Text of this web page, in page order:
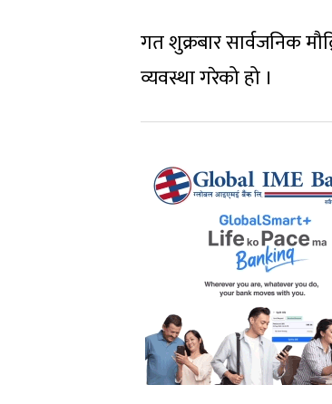
गत शुक्रबार सार्वजनिक
व्यवस्था गरेको हो ।